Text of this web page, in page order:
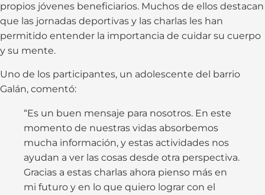
propios jóvenes beneficiarios. Muchos de ellos destacan
que las jornadas deportivas y las charlas les han
permitido entender la importancia de cuidar su cuerpo
y su mente.
Uno de los participantes, un adolescente del barrio
Galán, comentó:
“Es un buen mensaje para nosotros. En este
momento de nuestras vidas absorbemos
mucha información, y estas actividades nos
ayudan a ver las cosas desde otra perspectiva.
Gracias a estas charlas ahora pienso más en
mi futuro y en lo que quiero lograr con el